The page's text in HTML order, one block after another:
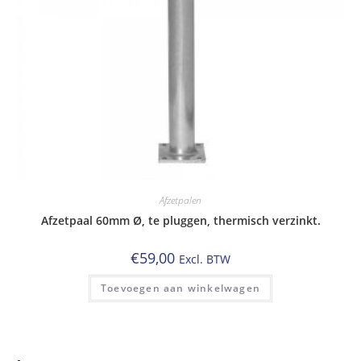
Afzetpalen
Afzetpaal 60mm Ø, te pluggen, thermisch verzinkt.
€59,00 Excl. BTW
Toevoegen aan winkelwagen